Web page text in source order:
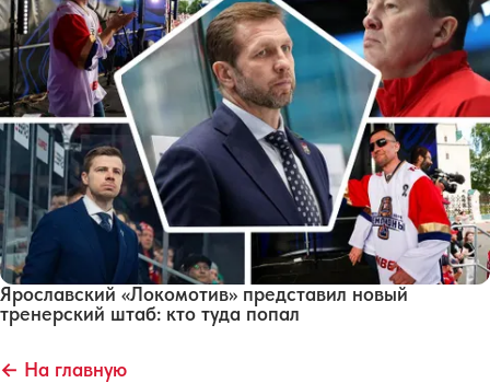
Ярославский «Локомотив» представил новый
тренерский штаб: кто туда попал
← На главную